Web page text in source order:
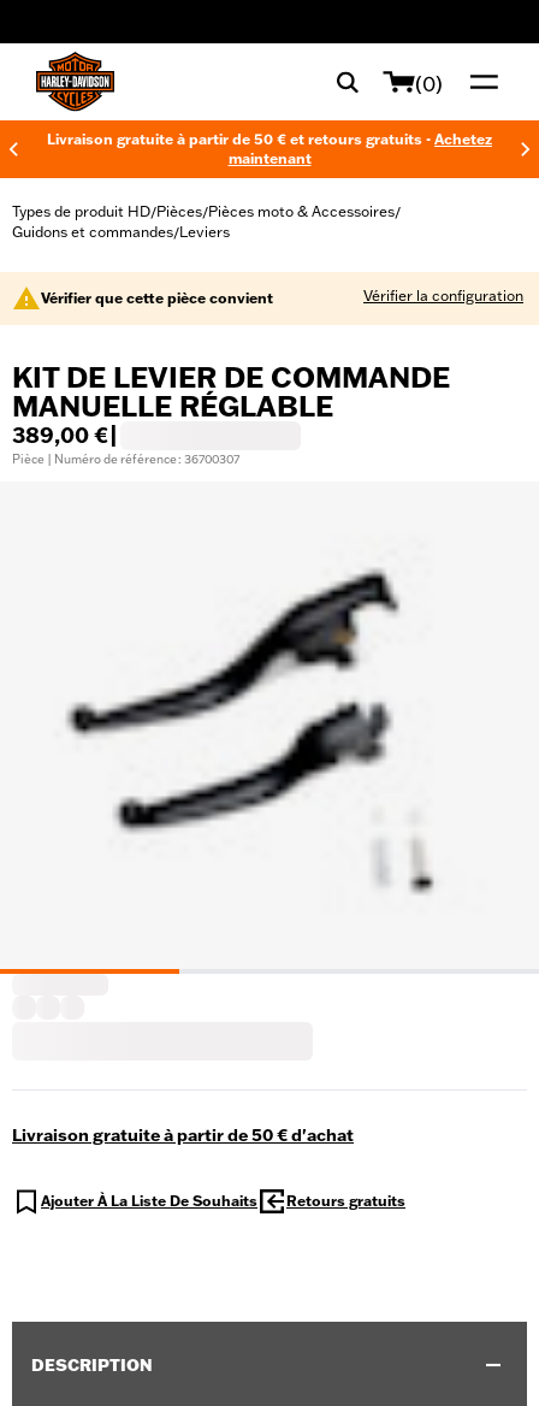
(0)
Livraison gratuite à partir de 50 € et retours gratuits - Achetez
maintenant
Types de produit HD/Pièces/Pièces moto & Accessoires/
Guidons et commandes/Leviers
Vérifier que cette pièce convient Vérifier la configuration
KIT DE LEVIER DE COMMANDE
MANUELLE RÉGLABLE
389,00 €
Pièce | Numéro de référence : 36700307
Livraison gratuite à partir de 50 € d'achat
Ajouter À La Liste De Souhaits Retours gratuits
DESCRIPTION